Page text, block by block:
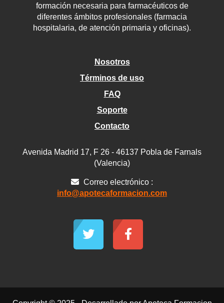
formación necesaria para farmacéuticos de
diferentes ámbitos profesionales (farmacia
hospitalaria, de atención primaria y oficinas).
Nosotros
Términos de uso
FAQ
Soporte
Contacto
Avenida Madrid 17, F 26 - 46137 Pobla de Farnals
(Valencia)
Correo electrónico :
info@apotecaformacion.com